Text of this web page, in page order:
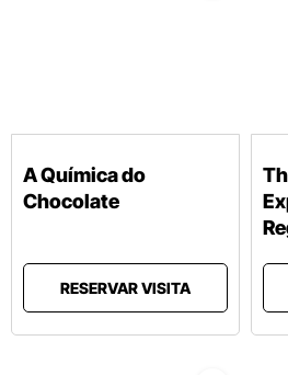
A Química do
Chocolate
RESERVAR VISITA